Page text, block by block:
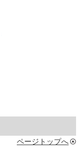
ページトップへ